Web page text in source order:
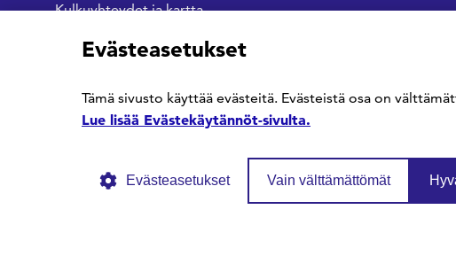
Kulkuyhteydet ja kartta
SFS Facebookissa
SFS Linkedinissä
SFS Youtubessa
© SFS ry Tietosuojaseloste Evästekäytännöt
Evästeasetukset
Tämä sivusto käyttää evästeitä. Evästeistä osa on
Lue lisää Evästekäytännöt-sivulta.
Evästeasetukset Vain välttämättömät